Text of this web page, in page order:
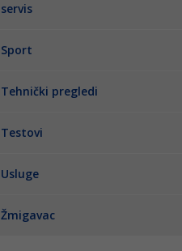
servis
Sport
Tehnički pregledi
Testovi
Usluge
Žmigavac